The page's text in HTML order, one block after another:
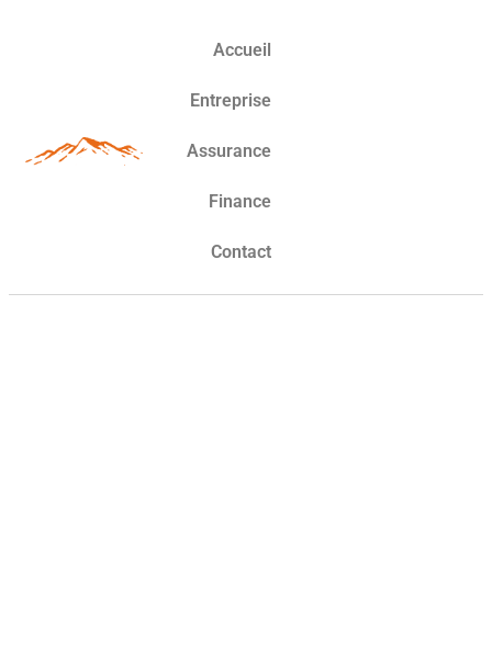
Accueil
Entreprise
Assurance
Finance
Contact